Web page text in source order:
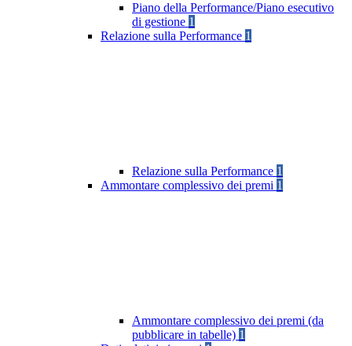
Piano della Performance/Piano esecutivo
di gestione 1
Relazione sulla Performance 1
Relazione sulla Performance 1
Ammontare complessivo dei premi 1
Ammontare complessivo dei premi (da
pubblicare in tabelle) 1